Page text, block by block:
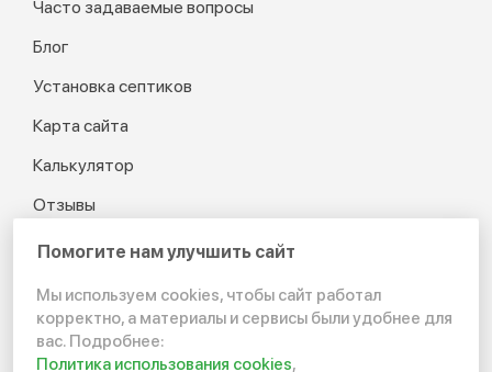
Часто задаваемые вопросы
Блог
Установка септиков
Карта сайта
Калькулятор
Отзывы
© 2012-2026 Канализация
в частном доме и на даче
Помогите нам улучшить сайт
Мы используем cookies, чтобы сайт работал
корректно, а материалы и сервисы были удобнее для
вас. Подробнее:
Политика использования cookies,